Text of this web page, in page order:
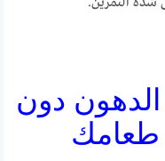
دون
طعامك